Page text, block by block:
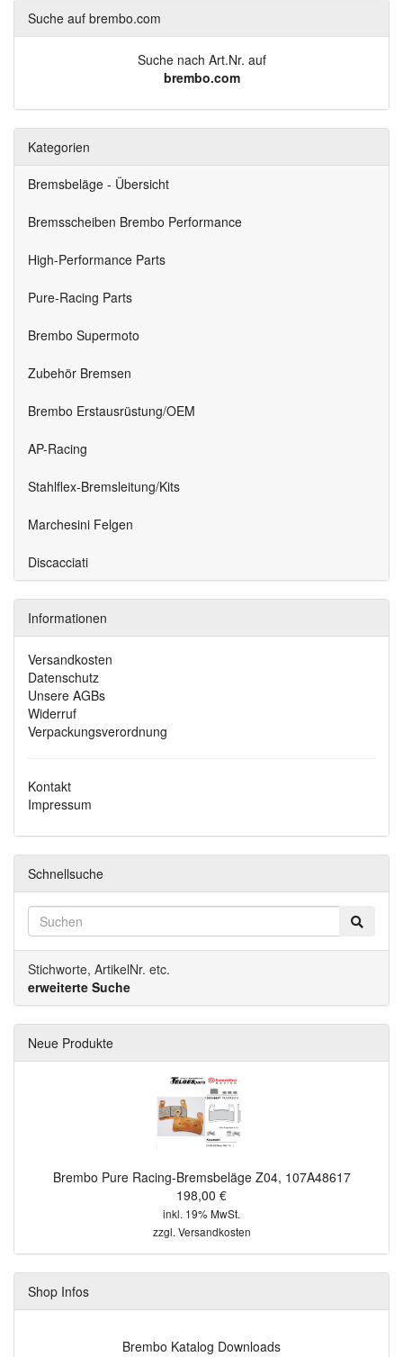
Suche auf brembo.com
Suche nach Art.Nr. auf
brembo.com
Kategorien
Bremsbeläge - Übersicht
Bremsscheiben Brembo Performance
High-Performance Parts
Pure-Racing Parts
Brembo Supermoto
Zubehör Bremsen
Brembo Erstausrüstung/OEM
AP-Racing
Stahlflex-Bremsleitung/Kits
Marchesini Felgen
Discacciati
Informationen
Versandkosten
Datenschutz
Unsere AGBs
Widerruf
Verpackungsverordnung
Kontakt
Impressum
Schnellsuche
Stichworte, ArtikelNr. etc.
erweiterte Suche
Neue Produkte
Brembo Pure Racing-Bremsbeläge Z04, 107A48617
198,00 €
inkl. 19% MwSt.
zzgl. Versandkosten
Shop Infos
Brembo Katalog Downloads